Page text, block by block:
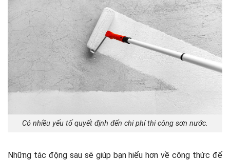
Có nhiều yếu tố quyết định đến chi phí thi công sơn nước.
Những tác động sau sẽ giúp bạn hiểu hơn về công thức để